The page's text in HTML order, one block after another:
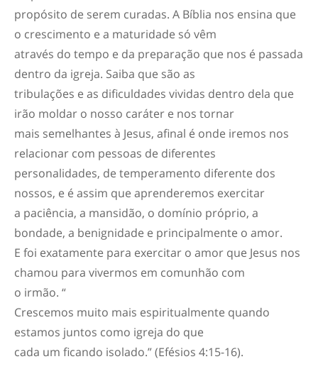
propósito de serem curadas. A Bíblia nos ensina que
o crescimento e a maturidade só vêm
através do tempo e da preparação que nos é passada
dentro da igreja. Saiba que são as
tribulações e as dificuldades vividas dentro dela que
irão moldar o nosso caráter e nos tornar
mais semelhantes à Jesus, afinal é onde iremos nos
relacionar com pessoas de diferentes
personalidades, de temperamento diferente dos
nossos, e é assim que aprenderemos exercitar
a paciência, a mansidão, o domínio próprio, a
bondade, a benignidade e principalmente o amor.
E foi exatamente para exercitar o amor que Jesus nos
chamou para vivermos em comunhão com
o irmão. “
Crescemos muito mais espiritualmente quando
estamos juntos como igreja do que
cada um ficando isolado.” (Efésios 4:15-16).